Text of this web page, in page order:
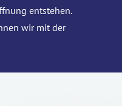
entstehen.
wir mit der